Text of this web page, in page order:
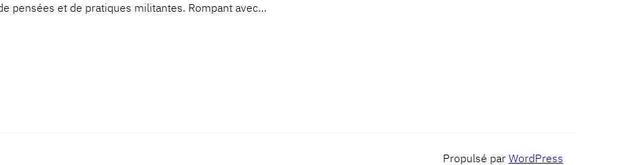
pensées et de pratiques militantes. Rompant avec…
Propulsé par WordPress